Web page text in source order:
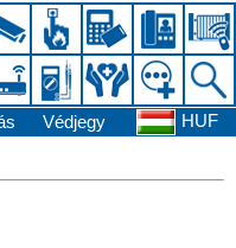
Védjegy HUF